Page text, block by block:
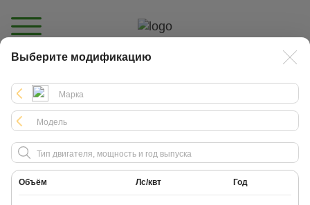
Выберите модификацию
Объём Лс/квт Год